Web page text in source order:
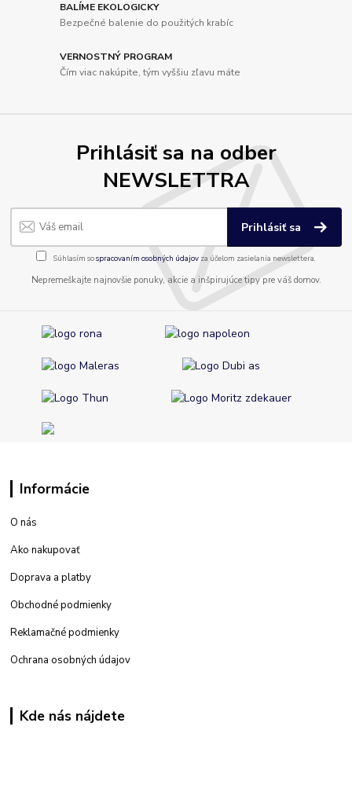
BALÍME EKOLOGICKY
Bezpečné balenie do použitých krabíc
VERNOSTNÝ PROGRAM
Čím viac nakúpite, tým vyššiu zľavu máte
Prihlásiť sa na odber
NEWSLETTRA
Prihlásiť sa
Súhlasím sospracovaním osobných údajov za účelom zasielania newslettera.
Nepremeškajte najnovšie ponuky, akcie a inšpirujúce tipy pre váš domov.
Informácie
O nás
Ako nakupovať
Doprava a platby
Obchodné podmienky
Reklamačné podmienky
Ochrana osobných údajov
Kde nás nájdete